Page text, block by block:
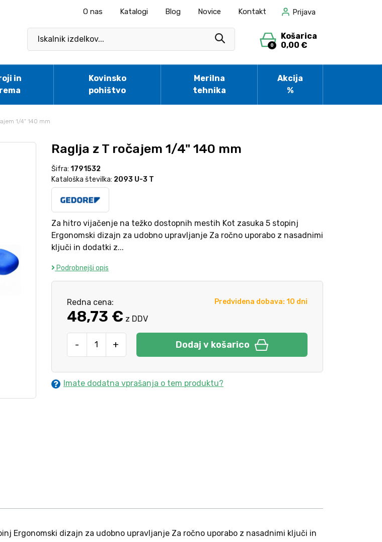
O nas Katalogi Blog Novice Kontakt Prijava
0
Košarica
0,00 €
in
Kovinsko
pohištvo
Merilna
tehnika
Akcija
%
1/4" 140 mm
Raglja z T ročajem 1/4" 140 mm
Šifra: 1791532
Kataloška številka: 2093 U-3 T
Za hitro vijačenje na težko dostopnih mestih Kot zasuka 5 stopinj
Ergonomski dizajn za udobno upravljanje Za ročno uporabo z nasadnimi
ključi in dodatki z...
Podrobnejši opis
Predvidena dobava: 10 dni
Redna cena:
48,73 € z DDV
- + Dodaj v košarico
Imate dodatna vprašanja o tem produktu?
Ergonomski dizajn za udobno upravljanje Za ročno uporabo z nasadnimi ključi in